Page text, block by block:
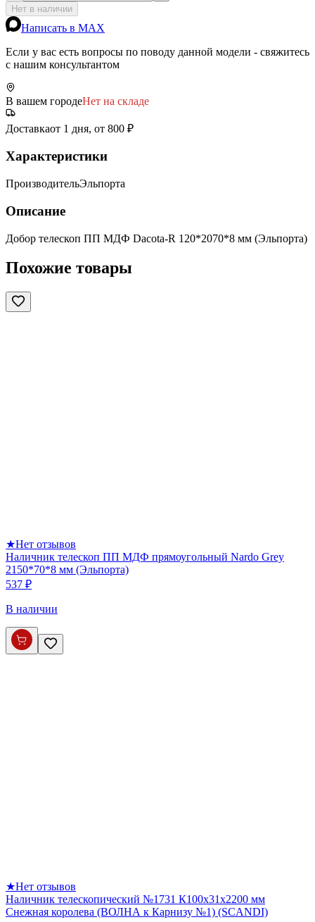
Нет в наличии
Написать в MAX
Если у вас есть вопросы по поводу данной модели - свяжитесь
с нашим консультантом
В вашем городеНет на складе
Доставкаот 1 дня, от 800 ₽
Характеристики
ПроизводительЭльпорта
Описание
Добор телескоп ПП МДФ Dacota-R 120*2070*8 мм (Эльпорта)
Похожие товары
★Нет отзывов
Наличник телескоп ПП МДФ прямоугольный Nardo Grey
2150*70*8 мм (Эльпорта)
537 ₽
В наличии
★Нет отзывов
Наличник телескопический №1731 К100х31х2200 мм
Снежная королева (ВОЛНА к Карнизу №1) (SCANDI)